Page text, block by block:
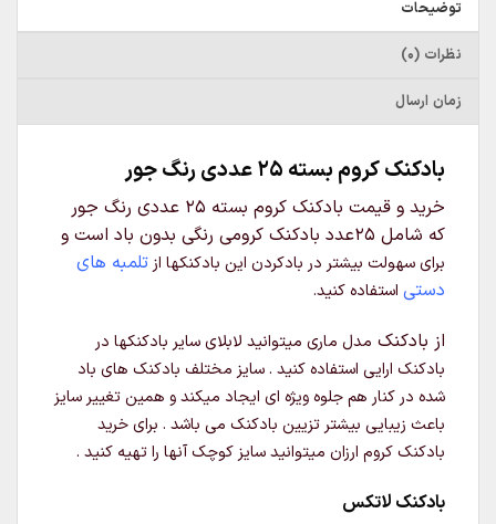
توضیحات
نظرات (0)
زمان ارسال
بادکنک کروم بسته 25 عددی رنگ جور
خرید و قیمت بادکنک کروم بسته 25 عددی رنگ جور
که شامل 25عدد بادکنک کرومی رنگی بدون باد است و
برای سهولت بیشتر در بادکردن این بادکنکها ازتلمبه های
دستی استفاده کنید.
از بادکنک مدل ماری میتوانید لابلای سایر بادکنکها در
بادکنک ارایی استفاده کنید . سایز مختلف بادکنک های باد
شده در کنار هم جلوه ویژه ای ایجاد میکند و همین تغییر سایز
باعث زیبایی بیشتر تزیین بادکنک می باشد . برای خرید
بادکنک کروم ارزان میتوانید سایز کوچک آنها را تهیه کنید .
بادکنک لاتکس